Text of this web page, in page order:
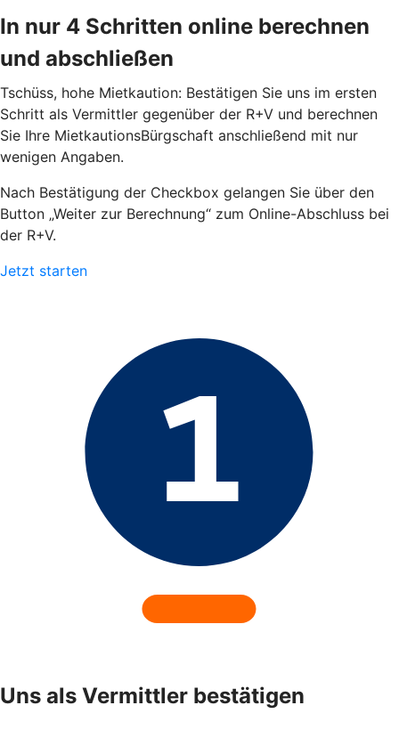
In nur 4 Schritten online berechnen
und abschließen
Tschüss, hohe Mietkaution: Bestätigen Sie uns im ersten
Schritt als Vermittler gegenüber der R+V und berechnen
Sie Ihre MietkautionsBürgschaft anschließend mit nur
wenigen Angaben.
Nach Bestätigung der Checkbox gelangen Sie über den
Button „Weiter zur Berechnung“ zum Online-Abschluss bei
der R+V.
Jetzt starten
Uns als Vermittler bestätigen